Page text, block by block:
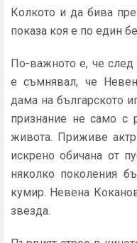
Колкото и да бива
показа коя е по един
По-важното е, че след
е съмнявал, че
дама на българското
признание не само с
живота. Приживе
искрено обичана от
няколко поколения
кумир. Невена
звезда.